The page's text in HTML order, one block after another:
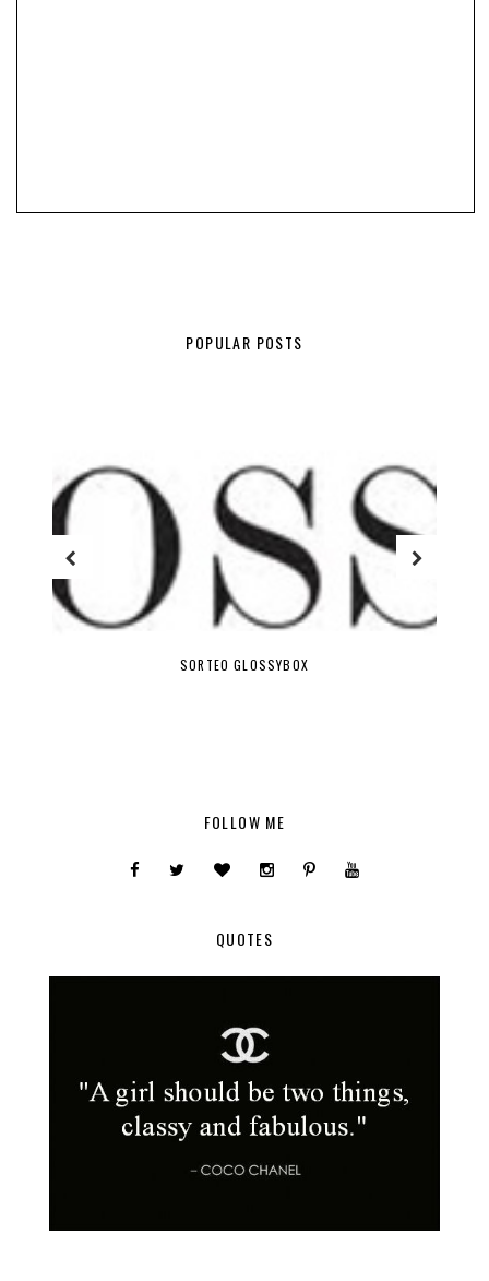
POPULAR POSTS
SORTEO GLOSSYBOX
FOLLOW ME
QUOTES